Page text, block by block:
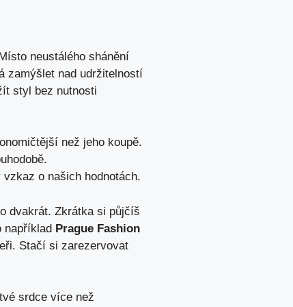
neustálého shánění
zamýšlet nad udržitelností
styl bez nutnosti
než jeho koupě.
o našich hodnotách.
dvakrát. Zkrátka si půjčíš
například Prague Fashion
Stačí si zarezervovat
srdce více než